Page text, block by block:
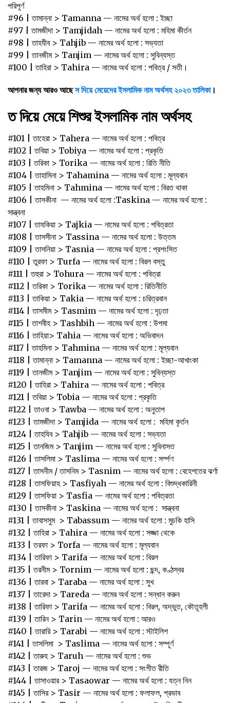
পরিপূর্ণ
#96 | তামান্না > Tamanna — নামের অর্থ হলো : ইচ্ছা
#97 | তামজীদা > Tamjidah — নামের অর্থ হলো : মহিমা কীর্তন
#98 | তাহযীব > Tahjib — নামের অর্থ হলো : সভ্যতা
#99 | তানজীম > Tanjim — নামের অর্থ হলো : সুবিন্যস্ত
#100 | তাহিরা > Tahira — নামের অর্থ হলো : পবিত্র / সতী।
আপনার জন্য আরও আছেস দিয়ে মেয়েদের ইসলামিক নাম অর্থসহ২০২৩তালিকা।
ত দিয়ে মেয়ে শিশুর ইসলামিক নাম অর্থসহ
#101 | তাহেরা > Tahera — নামের অর্থ হলো : পবিত্র
#102 | তবিয়া > Tobiya — নামের অর্থ হলো : প্রকৃতি
#103 | তরিকা > Torika — নামের অর্থ হলো : রিতি নীতি
#104 | তাহামিনা > Tahamina — নামের অর্থ হলো : মূল্যবান
#105 | তাহমিনা > Tahmina — নামের অর্থ হলো : বিরত থাকা
#106 | তাসকীনা — নামের অর্থ হলো :Taskina — নামের অর্থ হলো :
সান্ত্বনা
#107 | তাযকিয়া > Tajkia — নামের অর্থ হলো : পবিত্রতা
#108 | তাসসীনা > Tassina — নামের অর্থ হলো : উত্তম
#109 | তাসনিয়া > Tasnia — নামের অর্থ হলো : প্রশংসিত
#110 | তুরফা > Turfa — নামের অর্থ হলো : বিরল বস্তু
#111 | তহুরা > Tohura — নামের অর্থ হলো : পবিত্রা
#112 | তরিকা > Torika — নামের অর্থ হলো : রিতিনীতি
#113 | তাকিয়া > Takia — নামের অর্থ হলো : চরিত্রবান
#114 | তাসমীম > Tasmim — নামের অর্থ হলো : দৃঢ়তা
#115 | তাশবীহ > Tashbih — নামের অর্থ হলো : উপমা
#116 | তাহিয়া> Tahia — নামের অর্থ হলো : অভিবাদন
#117 | তাহমিনা > Tahmina — নামের অর্থ হলো : মূল্যবান
#118 | তামান্না > Tamanna — নামের অর্থ হলো : ইচ্ছা-আখাংকা
#119 | তানজীম > Tanjim — নামের অর্থ হলো : সুবিন্যস্ত
#120 | তাহিরা > Tahira — নামের অর্থ হলো : পবিত্র
#121 | তবিয়া > Tobia — নামের অর্থ হলো : প্রকৃতি
#122 | তাওবা > Tawba — নামের অর্থ হলো : অনুতাপ
#123 | তামজীদা > Tamjida — নামের অর্থ হলো : মহিমা কৃর্তন
#124 | তাহযিব > Tahjib — নামের অর্থ হলো : সভ্যতা
#125 | তানজিম > Tanjim — নামের অর্থ হলো : সুবিনাসত
#126 | তাসলিমা > Taslima — নামের অর্থ হলো : সর্ম্পণ
#127 | তাসনীম / তাসনিম > Tasnim — নামের অর্থ হলো : বেহেশতের ঝর্ণা
#128 | তাসফিয়াহ > Tasfiyah — নামের অর্থ হলো : বিশুদ্ধকারিনী
#129 | তাসফিয়া > Tasfia — নামের অর্থ হলো : পবিত্রতা
#130 | তাসকীনা > Taskina — নামের অর্থ হলো : সান্ত্বনা
#131 | তাবাসসুম > Tabassum — নামের অর্থ হলো : মুচকি হাসি
#132 | তাহিরা > Tahira — নামের অর্থ হলো : সজ্জা থেকে
#133 | তরফা > Torfa — নামের অর্থ হলো : মূল্যবান
#134 | তারিফা > Tarifa — নামের অর্থ হলো : বিরল
#135 | তরনীম > Tornim — নামের অর্থ হলো : ছন্দ, কণ্ঠস্বর
#136 | তারবা > Taraba — নামের অর্থ হলো : সুখ
#137 | তারেদা > Tareda — নামের অর্থ হলো : সন্ধান করুন
#138 | তারিফা > Tarifa — নামের অর্থ হলো : বিরল, অদ্ভুত, কৌতূহলী
#139 | তারিন > Tarin — নামের অর্থ হলো : আরও
#140 | তারারি > Tarabi — নামের অর্থ হলো : স্টাইলিশ
#141 | তাসলিমা > Taslima — নামের অর্থ হলো : সম্পূর্ণ
#142 | তারুহ > Taruh — নামের অর্থ হলো : শুভ
#143 | তারজ > Taroj — নামের অর্থ হলো : সংগীত রীতি
#144 | তাসাওয়ার > Tasaowar — নামের অর্থ হলো : যত্ন নিন
#145 | তাসির > Tasir — নামের অর্থ হলো : ফলাফল, প্রভাব